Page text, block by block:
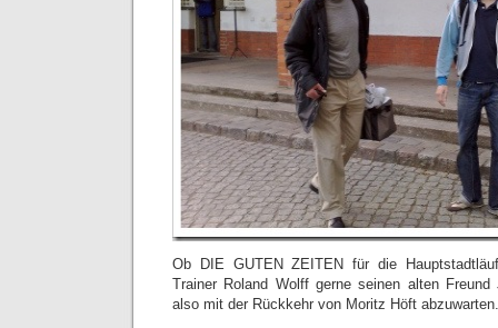
Ob DIE GUTEN ZEITEN für die
Trainer Roland Wolff gerne seinen alten
also mit der Rückkehr von Moritz Höft abzuwarten.